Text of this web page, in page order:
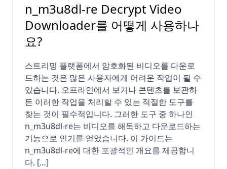
n_m3u8dl-re Decrypt Video
Downloader를 어떻게 사용하나
요?
스트리밍 플랫폼에서 암호화된 비디오를 다운로
드하는 것은 많은 사용자에게 어려운 작업이 될 수
있습니다. 오프라인에서 보거나 콘텐츠를 보관하
든 이러한 작업을 처리할 수 있는 적절한 도구를
찾는 것이 필수적입니다. 그러한 도구 중 하나인
n_m3u8dl-re는 비디오를 해독하고 다운로드하는
기능으로 인기를 얻었습니다. 이 가이드는
n_m3u8dl-re에 대한 포괄적인 개요를 제공합니
다. […]